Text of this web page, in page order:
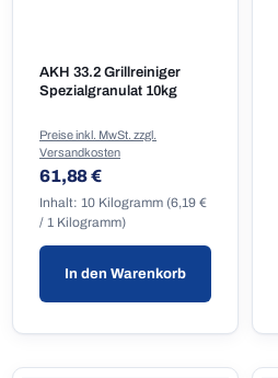
AKH 33.2 Grillreiniger
Spezialgranulat 10kg
Inhalt: 10 Kilogramm (6,19 €
/ 1 Kilogramm)
Regulärer Preis:
61,88 €
Preise inkl. MwSt. zzgl.
Versandkosten
In den Warenkorb